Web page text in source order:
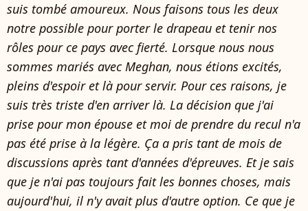
suis tombé amoureux. Nous faisons tous les deux
notre possible pour porter le drapeau et tenir nos
rôles pour ce pays avec fierté. Lorsque nous nous
sommes mariés avec Meghan, nous étions excités,
pleins d'espoir et là pour servir. Pour ces raisons, je
suis très triste d'en arriver là. La décision que j'ai
prise pour mon épouse et moi de prendre du recul n'a
pas été prise à la légère. Ça a pris tant de mois de
discussions après tant d'années d'épreuves. Et je sais
que je n'ai pas toujours fait les bonnes choses, mais
aujourd'hui, il n'y avait plus d'autre option. Ce que je